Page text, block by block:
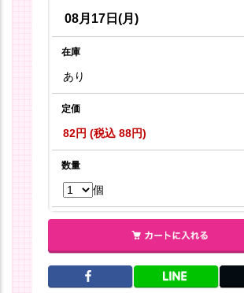
08月17日(月)
在庫
あり
定価
82円 (税込 88円)
数量
個